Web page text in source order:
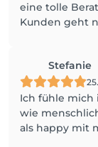
eine tolle
Kunden geht
Stefanie
Ich fühle mich
wie
als happy mit